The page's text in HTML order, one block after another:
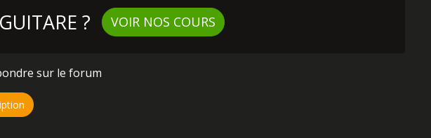
? VOIR NOS COURS
sur le forum